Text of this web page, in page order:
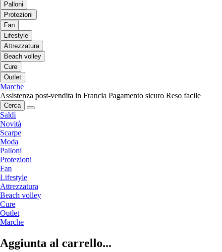
Palloni
Protezioni
Fan
Lifestyle
Attrezzatura
Beach volley
Cure
Outlet
Marche
Assistenza post-vendita in Francia Pagamento sicuro Reso facile
Cerca
Saldi
Novità
Scarpe
Moda
Palloni
Protezioni
Fan
Lifestyle
Attrezzatura
Beach volley
Cure
Outlet
Marche
Aggiunta al carrello...